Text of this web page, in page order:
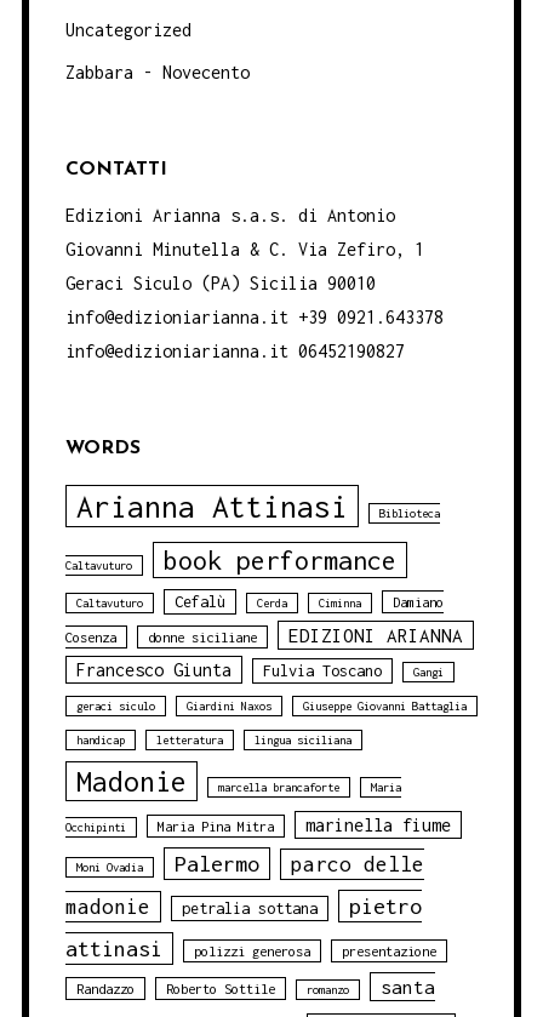
Uncategorized
Zabbara - Novecento
CONTATTI
Edizioni Arianna s.a.s. di Antonio
Giovanni Minutella & C. Via Zefiro, 1
Geraci Siculo (PA) Sicilia 90010
info@edizioniarianna.it +39 0921.643378
info@edizioniarianna.it 06452190827
WORDS
Arianna Attinasi Biblioteca
Caltavuturo book performance
Caltavuturo Cefalù Cerda Ciminna Damiano
Cosenza donne siciliane EDIZIONI ARIANNA
Francesco Giunta Fulvia Toscano Gangi
geraci siculo Giardini Naxos Giuseppe Giovanni Battaglia
handicap letteratura lingua siciliana
Madonie marcella brancaforte Maria
Occhipinti Maria Pina Mitra marinella fiume
Moni Ovadia Palermo
parco delle
madonie
petralia sottana
pietro
attinasi
polizzi generosa presentazione
Randazzo Roberto Sottile romanzo santa